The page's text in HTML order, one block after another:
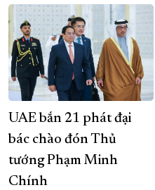
UAE bắn 21 phát đại
bác chào đón Thủ
tướng Phạm Minh
Chính